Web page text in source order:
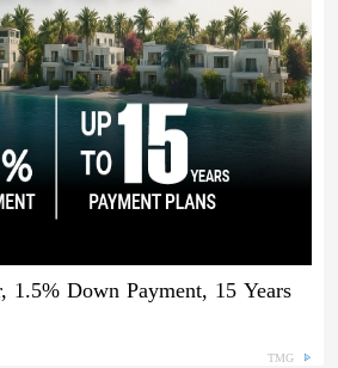
Down Payment, 15 Years
TMG